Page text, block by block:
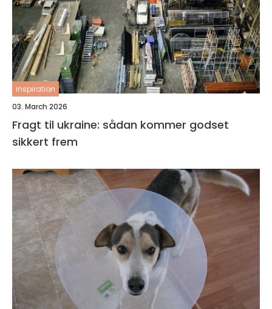
inspiration
03. March 2026
Fragt til ukraine: sådan kommer godset
sikkert frem